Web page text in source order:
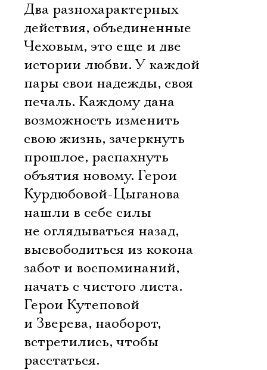
Два разнохарактерных
действия, объединенные
Чеховым, это еще и две
истории любви. У каждой
пары свои надежды, своя
печаль. Каждому дана
возможность изменить
свою жизнь, зачеркнуть
прошлое, распахнуть
объятия новому. Герои
Курдюбовой-Цыганова
нашли в себе силы
не оглядываться назад,
высвободиться из кокона
забот и воспоминаний,
начать с чистого листа.
Герои Кутеповой
и Зверева, наоборот,
встретились, чтобы
расстаться.